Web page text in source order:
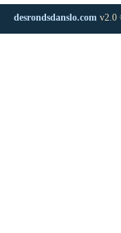
desrondsdanslo.comv2.0